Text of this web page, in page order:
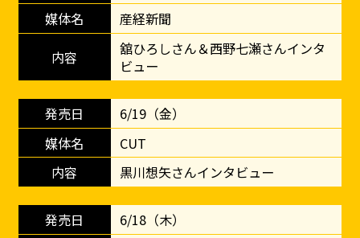
産経新聞
舘ひろしさん＆西野七瀬さんインタ
ビュー
6/19（金）
CUT
黒川想矢さんインタビュー
6/18（木）